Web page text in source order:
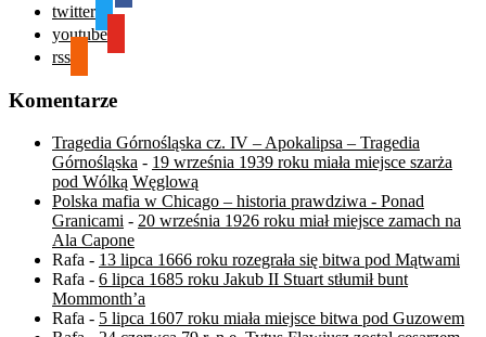
twitter
youtube
rss
Komentarze
Tragedia Górnośląska cz. IV – Apokalipsa – Tragedia
Górnośląska - 19 września 1939 roku miała miejsce szarża
pod Wólką Węglową
Polska mafia w Chicago – historia prawdziwa - Ponad
Granicami - 20 września 1926 roku miał miejsce zamach na
Ala Capone
Rafa - 13 lipca 1666 roku rozegrała się bitwa pod Mątwami
Rafa - 6 lipca 1685 roku Jakub II Stuart stłumił bunt
Mommonth’a
Rafa - 5 lipca 1607 roku miała miejsce bitwa pod Guzowem